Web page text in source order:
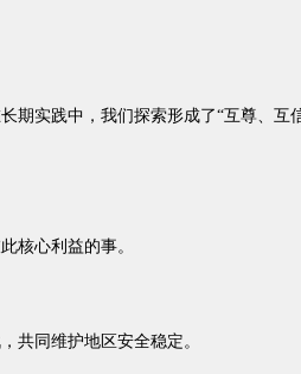
期实践中，我们探索形成了“互尊、互
核心利益的事。
共同维护地区安全稳定。